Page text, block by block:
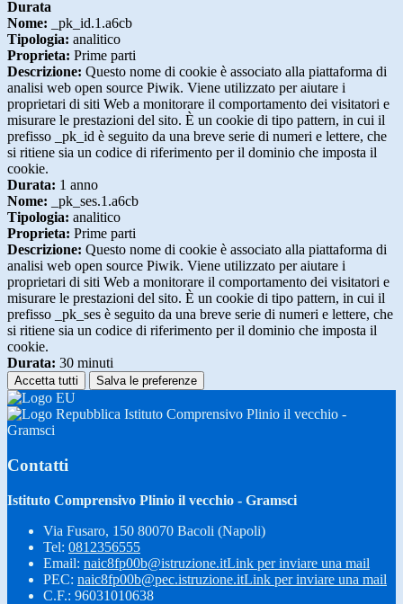
Durata
Nome: _pk_id.1.a6cb
Tipologia: analitico
Proprieta: Prime parti
Descrizione: Questo nome di cookie è associato alla piattaforma di
analisi web open source Piwik. Viene utilizzato per aiutare i
proprietari di siti Web a monitorare il comportamento dei visitatori e
misurare le prestazioni del sito. È un cookie di tipo pattern, in cui il
prefisso _pk_id è seguito da una breve serie di numeri e lettere, che
si ritiene sia un codice di riferimento per il dominio che imposta il
cookie.
Durata: 1 anno
Nome: _pk_ses.1.a6cb
Tipologia: analitico
Proprieta: Prime parti
Descrizione: Questo nome di cookie è associato alla piattaforma di
analisi web open source Piwik. Viene utilizzato per aiutare i
proprietari di siti Web a monitorare il comportamento dei visitatori e
misurare le prestazioni del sito. È un cookie di tipo pattern, in cui il
prefisso _pk_ses è seguito da una breve serie di numeri e lettere, che
si ritiene sia un codice di riferimento per il dominio che imposta il
cookie.
Durata: 30 minuti
Accetta tutti Salva le preferenze
Istituto Comprensivo Plinio il vecchio -
Gramsci
Contatti
Istituto Comprensivo Plinio il vecchio - Gramsci
Via Fusaro, 150 80070 Bacoli (Napoli)
Tel: 0812356555
Email: naic8fp00b@istruzione.itLink per inviare una mail
PEC: naic8fp00b@pec.istruzione.itLink per inviare una mail
C.F.: 96031010638